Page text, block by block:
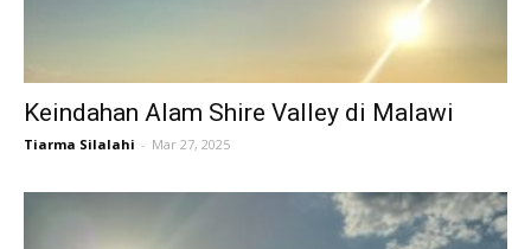
Keindahan Alam Shire Valley di Malawi
Tiarma Silalahi - Mar 27, 2025